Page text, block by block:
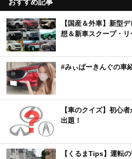
【国産＆外車】新型
想＆新車スクープ・
#みぃぱーきんぐの車
【車のクイズ】初心
出題！
【くるまTips】運転